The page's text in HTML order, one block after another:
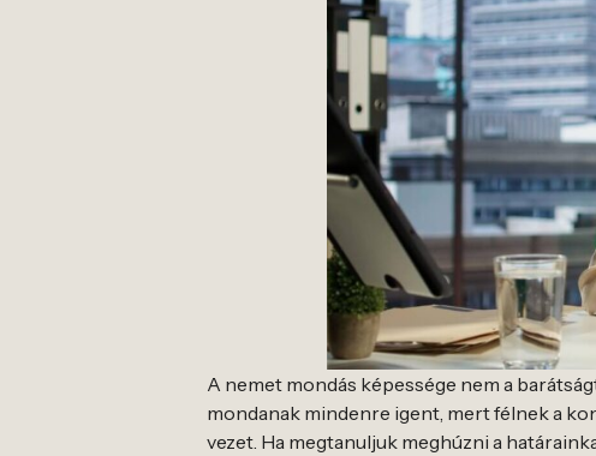
A nemet mondás képessége nem a
mondanak mindenre igent, mert félnek a
vezet. Ha megtanuljuk meghúzni a